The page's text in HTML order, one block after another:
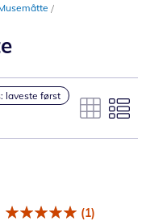
laveste først
(1)